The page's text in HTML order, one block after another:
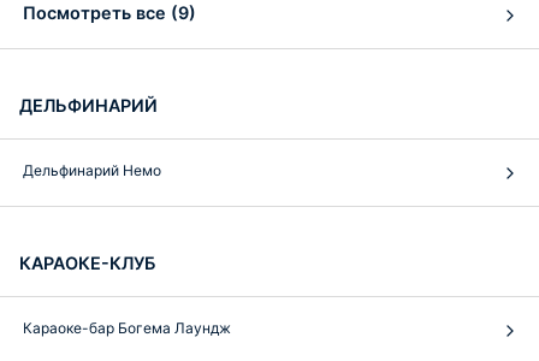
Посмотреть все (9)
ДЕЛЬФИНАРИЙ
Дельфинарий Немо
КАРАОКЕ-КЛУБ
Караоке-бар Богема Лаундж